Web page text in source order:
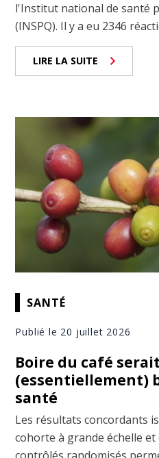
l'Institut national de santé
(INSPQ). Il y a eu 2346
LIRE LA SUITE
SANTÉ
Publié le 20 juillet 2026
Boire du café serait
(essentiellement)
santé
Les résultats concordants
cohorte à grande échelle et